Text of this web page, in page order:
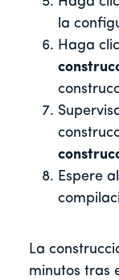
la
Haga
Espere
La
minutos tras